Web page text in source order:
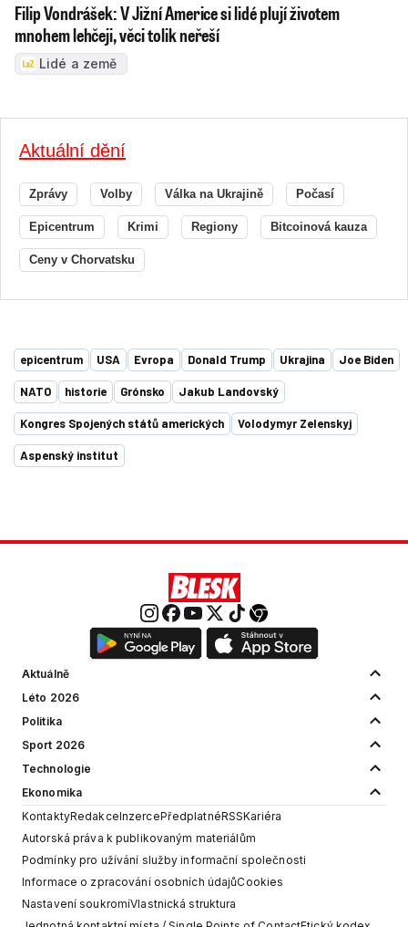
Filip Vondrášek: V Jižní Americe si lidé plují životem
mnohem lehčeji, věci tolik neřeší
Lidé a země
Aktuální dění
Zprávy Volby Válka na Ukrajině Počasí
Epicentrum Krimi Regiony Bitcoinová kauza
Ceny v Chorvatsku
epicentrum USA Evropa Donald Trump Ukrajina Joe Biden
NATO historie Grónsko Jakub Landovský
Kongres Spojených států amerických Volodymyr Zelenskyj
Aspenský institut
Aktuálně
Léto 2026
Politika
Sport 2026
Technologie
Ekonomika
KontaktyRedakceInzercePředplatnéRSSKariéra
Autorská práva k publikovaným materiálům
Podmínky pro užívání služby informační společnosti
Informace o zpracování osobních údajůCookies
Nastavení soukromíVlastnická struktura